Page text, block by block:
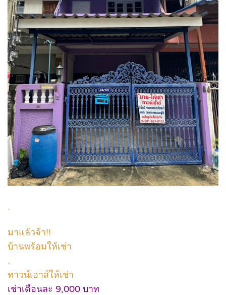
.
มาแล้วจ้า!!
บ้านพร้อมให้เช่า
.
ทาวน์เฮาส์ให้เช่า
เช่าเดือนละ 9,000 บาท